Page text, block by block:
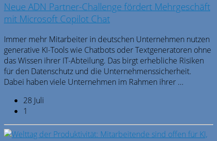
Neue ADN Partner-Challenge fördert Mehrgeschäft
mit Microsoft Copilot Chat
Immer mehr Mitarbeiter in deutschen Unternehmen nutzen
generative KI-Tools wie Chatbots oder Textgeneratoren ohne
das Wissen ihrer IT-Abteilung. Das birgt erhebliche Risiken
für den Datenschutz und die Unternehmenssicherheit.
Dabei haben viele Unternehmen im Rahmen ihrer ...
28 Juli
1